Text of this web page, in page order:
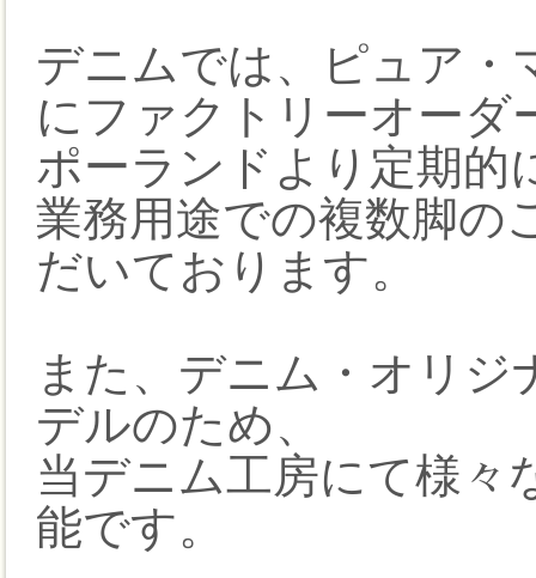
デニムでは、ピュア・
にファクトリーオーダ
ポーランドより定期的
業務用途での複数脚の
だいております。
また、デニム・オリジ
デルのため、
当デニム工房にて様々
能です。